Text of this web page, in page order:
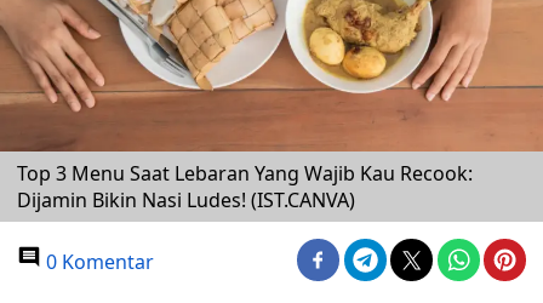
Top 3 Menu Saat Lebaran Yang Wajib Kau Recook:
Dijamin Bikin Nasi Ludes! (IST.CANVA)
0 Komentar